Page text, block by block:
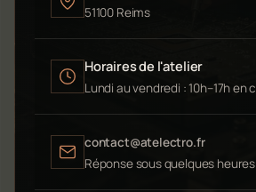
51100 Reims
Horaires de l'atelier
Lundi au vendredi : 10h–17h en
contact@atelectro.fr
Réponse sous quelques heures